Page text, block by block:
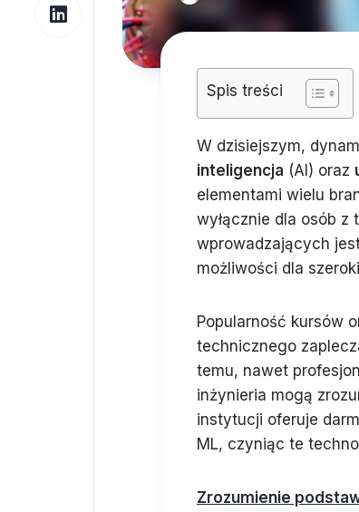
Spis treści
W dzisiejszym,
inteligencja (AI) oraz
elementami wielu
wyłącznie dla osób z
wprowadzających
możliwości dla
Popularność kursów
technicznego
temu, nawet
inżynieria mogą
instytucji oferuje
ML, czyniąc te
Zrozumienie